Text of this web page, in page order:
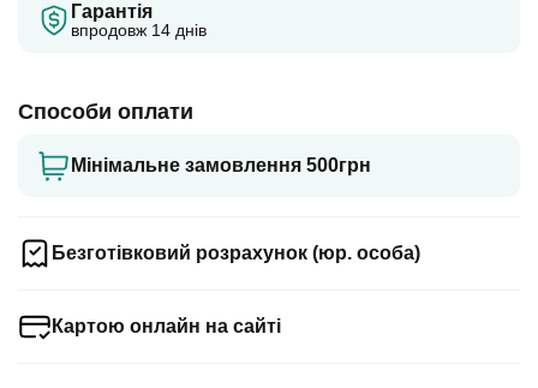
Гарантія
впродовж 14 днів
Способи оплати
Мінімальне замовлення 500грн
Безготівковий розрахунок (юр. особа)
Картою онлайн на сайті